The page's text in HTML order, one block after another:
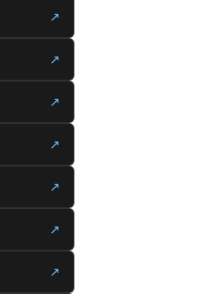
↗
↗
↗
↗
↗
↗
↗